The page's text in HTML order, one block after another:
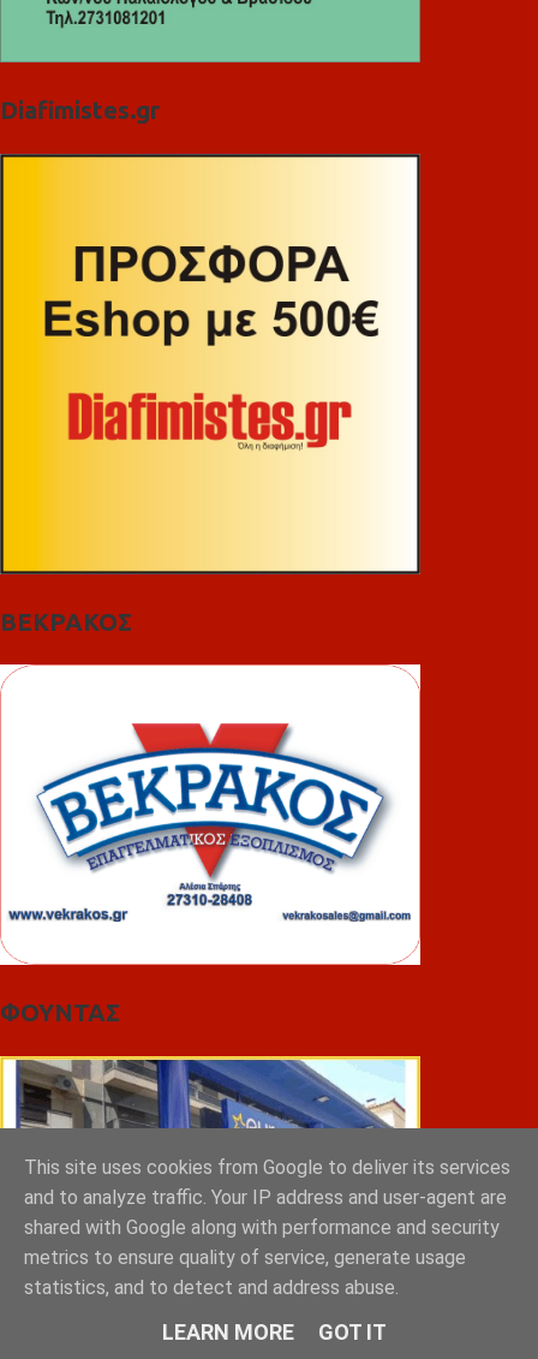
Diafimistes.gr
ΒΕΚΡΑΚΟΣ
ΦΟΥΝΤΑΣ
This site uses cookies from Google to deliver its services
and to analyze traffic. Your IP address and user-agent are
shared with Google along with performance and security
metrics to ensure quality of service, generate usage
statistics, and to detect and address abuse.
LEARN MORE GOT IT